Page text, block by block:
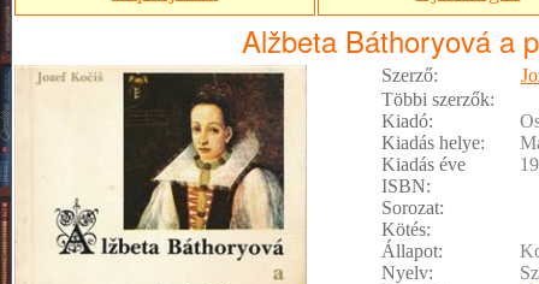
Alžbeta Báthoryová a
Szerző:
Többi szerzők:
Kiadó:
Kiadás helye:
Kiadás éve
ISBN:
Sorozat:
Kötés:
Állapot:
Nyelv: